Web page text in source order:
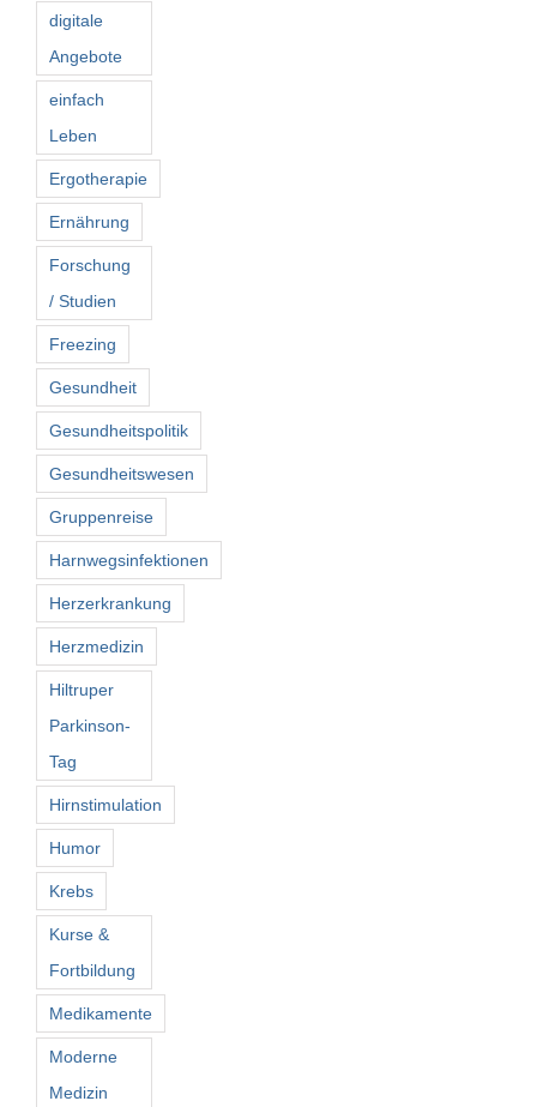
digitale
Angebote
einfach
Leben
Ergotherapie
Ernährung
Forschung
/ Studien
Freezing
Gesundheit
Gesundheitspolitik
Gesundheitswesen
Gruppenreise
Harnwegsinfektionen
Herzerkrankung
Herzmedizin
Hiltruper
Parkinson-
Tag
Hirnstimulation
Humor
Krebs
Kurse &
Fortbildung
Medikamente
Moderne
Medizin